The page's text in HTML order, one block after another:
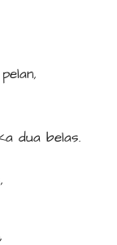
dua belas.